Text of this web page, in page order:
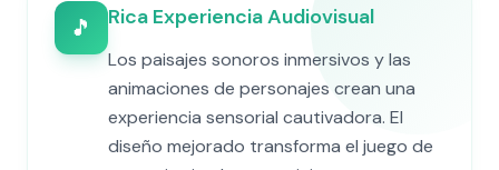
🎵 Rica Experiencia Audiovisual
Los paisajes sonoros inmersivos y las
animaciones de personajes crean una
experiencia sensorial cautivadora. El
diseño mejorado transforma el juego de